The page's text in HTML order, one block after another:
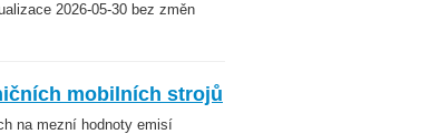
2026-05-30 bez změn
mobilních strojů
na mezní hodnoty emisí